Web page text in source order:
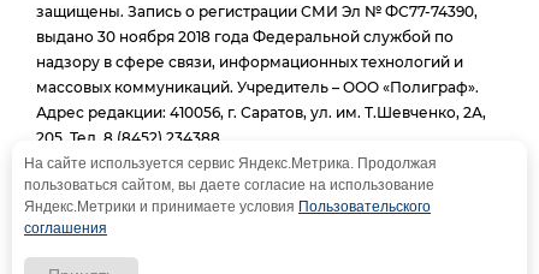
защищены. Запись о регистрации СМИ Эл № ФС77-74390,
выдано 30 ноября 2018 года Федеральной службой по
надзору в сфере связи, информационных технологий и
массовых коммуникаций. Учредитель – ООО «Полиграф».
Адрес редакции: 410056, г. Саратов, ул. им. Т.Шевченко, 2А,
205. Тел. 8 (8452) 234388.
E-mail: provtelegraf@gmail.com
И.о. главного редактора: Голубева Е. В.
При использовании материалов сайта - гиперссылка
обязательна
На сайте используется сервис Яндекс.Метрика. Продолжая
пользоваться сайтом, вы даете согласие на использование
Яндекс.Метрики и принимаете условия Пользовательского
соглашения